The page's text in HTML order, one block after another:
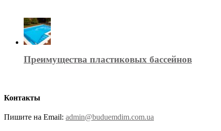
Преимущества пластиковых бассейнов
Контакты
Пишите на Email: admin@buduemdim.com.ua